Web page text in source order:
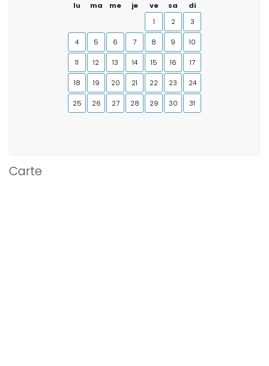
lu
ma me je ve sa
di
1
2 3
4 5 6 7 8 9 10
11 12 13 14 15 16 17
18 19 20 21 22 23 24
25 26 27 28 29 30 31
Carte